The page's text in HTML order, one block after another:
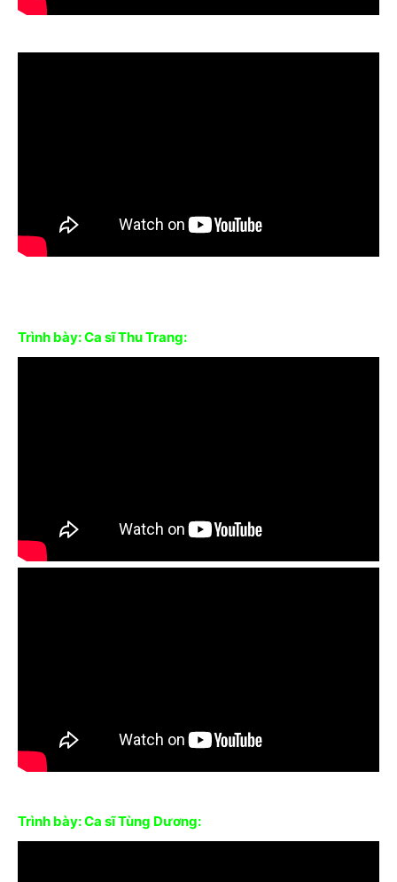
Trình bày: Ca sĩ Thu Trang:
Trình bày: Ca sĩ Tùng Dương: